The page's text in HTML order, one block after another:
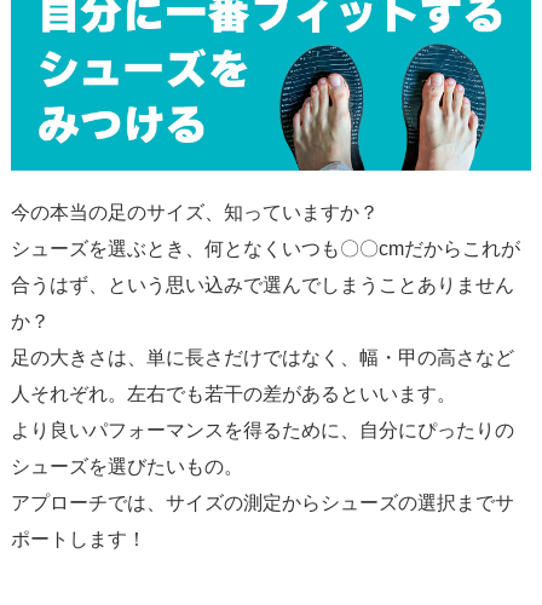
今の本当の足のサイズ、知っていますか？
シューズを選ぶとき、何となくいつも〇〇cmだからこれが
合うはず、という思い込みで選んでしまうことありません
か？
足の大きさは、単に長さだけではなく、幅・甲の高さなど
人それぞれ。左右でも若干の差があるといいます。
より良いパフォーマンスを得るために、自分にぴったりの
シューズを選びたいもの。
アプローチでは、サイズの測定からシューズの選択までサ
ポートします！